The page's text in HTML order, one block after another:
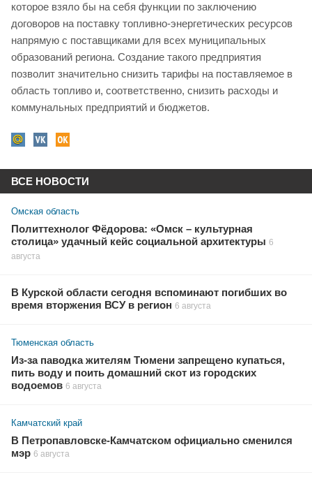
которое взяло бы на себя функции по заключению
договоров на поставку топливно-энергетических ресурсов
напрямую с поставщиками для всех муниципальных
образований региона. Создание такого предприятия
позволит значительно снизить тарифы на поставляемое в
область топливо и, соответственно, снизить расходы и
коммунальных предприятий и бюджетов.
ВСЕ НОВОСТИ
Омская область
Политтехнолог Фёдорова: «Омск – культурная
столица» удачный кейс социальной архитектуры 6
августа
В Курской области сегодня вспоминают погибших во
время вторжения ВСУ в регион 6 августа
Тюменская область
Из-за паводка жителям Тюмени запрещено купаться,
пить воду и поить домашний скот из городских
водоемов 6 августа
Камчатский край
В Петропавловске-Камчатском официально сменился
мэр 6 августа